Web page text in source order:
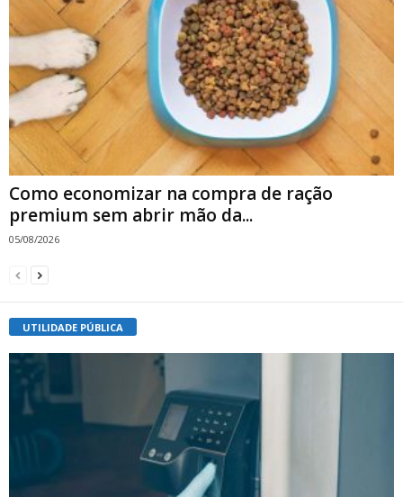
Como economizar na compra de ração
premium sem abrir mão da...
05/08/2026
UTILIDADE PÚBLICA